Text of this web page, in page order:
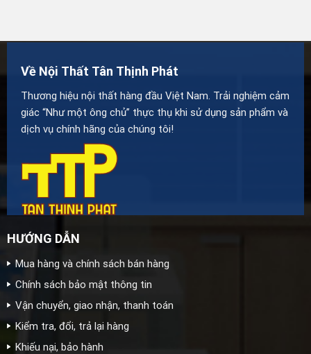
Về Nội Thất Tân Thịnh Phát
Thương hiệu nội thất hàng đầu Việt Nam. Trải nghiệm cảm
giác “Như một ông chủ” thực thụ khi sử dụng sản phẩm và
dịch vụ chính hãng của chúng tôi!
HƯỚNG DẪN
Mua hàng và chính sách bán hàng
Chính sách bảo mật thông tin
Vận chuyển, giao nhận, thanh toán
Kiểm tra, đổi, trả lại hàng
Khiếu nại, bảo hành